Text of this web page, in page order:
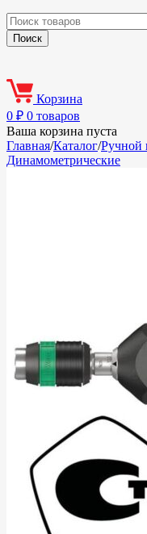
Корзина
0 ₽ 0 товаров
Ваша корзина пуста
Главная/Каталог/Ручной
Динамометрические